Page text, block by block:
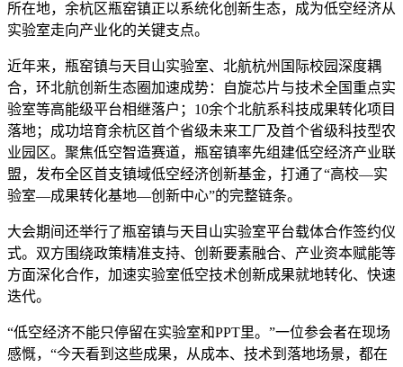
所在地，余杭区瓶窑镇正以系统化创新生态，成为低空经济从
实验室走向产业化的关键支点。
近年来，瓶窑镇与天目山实验室、北航杭州国际校园深度耦
合，环北航创新生态圈加速成势：自旋芯片与技术全国重点实
验室等高能级平台相继落户；10余个北航系科技成果转化项目
落地；成功培育余杭区首个省级未来工厂及首个省级科技型农
业园区。聚焦低空智造赛道，瓶窑镇率先组建低空经济产业联
盟，发布全区首支镇域低空经济创新基金，打通了“高校—实
验室—成果转化基地—创新中心”的完整链条。
大会期间还举行了瓶窑镇与天目山实验室平台载体合作签约仪
式。双方围绕政策精准支持、创新要素融合、产业资本赋能等
方面深化合作，加速实验室低空技术创新成果就地转化、快速
迭代。
“低空经济不能只停留在实验室和PPT里。”一位参会者在现场
感慨，“今天看到这些成果，从成本、技术到落地场景，都在